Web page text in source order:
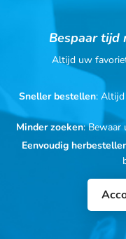
Bespaar tijd
Altijd uw
Sneller bestellen:
Minder zoeken: Bewaar
Eenvoudig